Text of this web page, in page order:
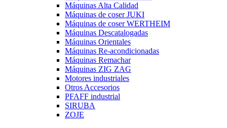
Máquinas Alta Calidad
Máquinas de coser JUKI
Máquinas de coser WERTHEIM
Máquinas Descatalogadas
Máquinas Orientales
Máquinas Re-acondicionadas
Máquinas Remachar
Máquinas ZIG ZAG
Motores industriales
Otros Accesorios
PFAFF industrial
SIRUBA
ZOJE